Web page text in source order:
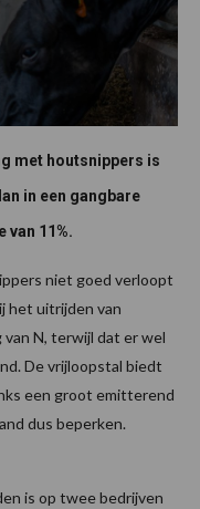
met houtsnippers is
in een gangbare
van 11%.
niet goed verloopt
het uitrijden van
van N, terwijl dat er wel
De vrijloopstal biedt
een groot emitterend
dus beperken.
is op twee bedrijven